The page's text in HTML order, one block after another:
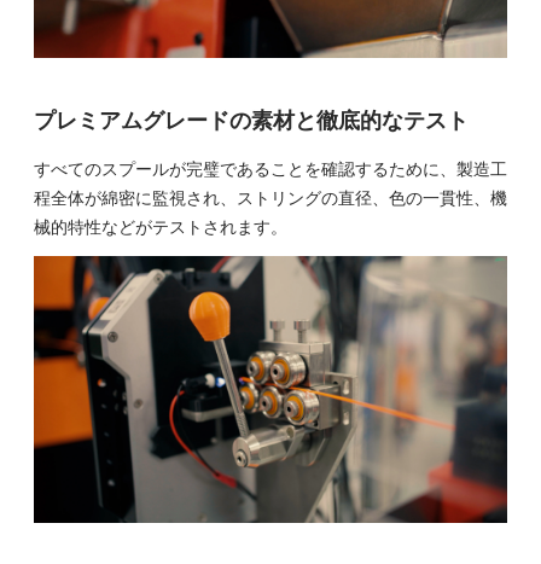
プレミアムグレードの素材と徹底的なテスト
すべてのスプールが完璧であることを確認するために、製造工
程全体が綿密に監視され、ストリングの直径、色の一貫性、機
械的特性などがテストされます。